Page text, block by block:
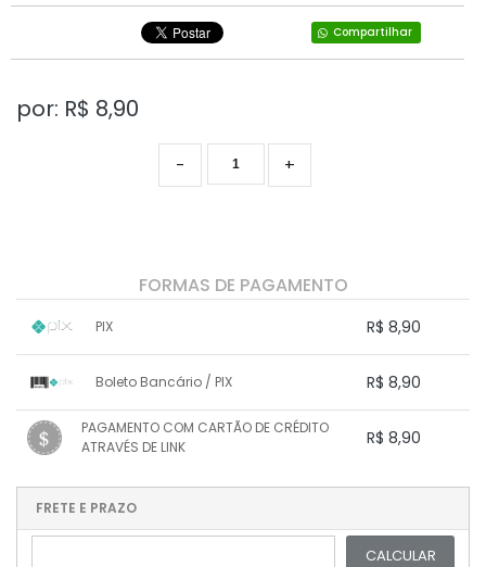
Compartilhar
por: R$ 8,90
+
-
FORMAS DE PAGAMENTO
PIX R$ 8,90
.
Boleto Bancário / PIX R$ 8,90
1x sem juros de R$ 8,90
...
PAGAMENTO COM CARTÃO DE CRÉDITO
ATRAVÉS DE LINK
R$ 8,90
...
....
FRETE E PRAZO
CALCULAR